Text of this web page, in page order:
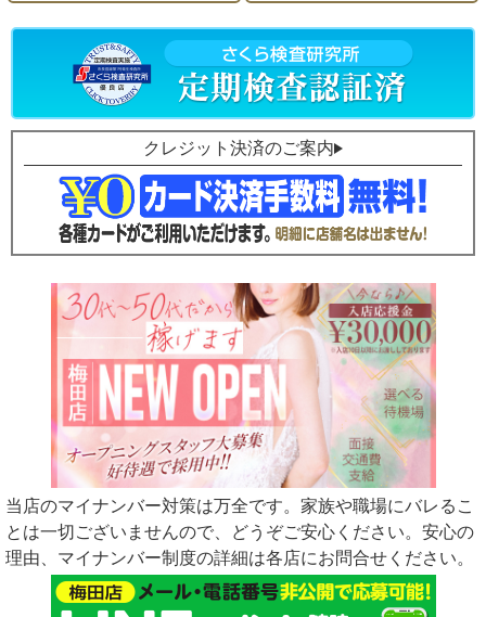
クレジット決済のご案内
当店のマイナンバー対策は万全です。家族や職場にバレるこ
とは一切ございませんので、どうぞご安心ください。安心の
理由、マイナンバー制度の詳細は各店にお問合せください。